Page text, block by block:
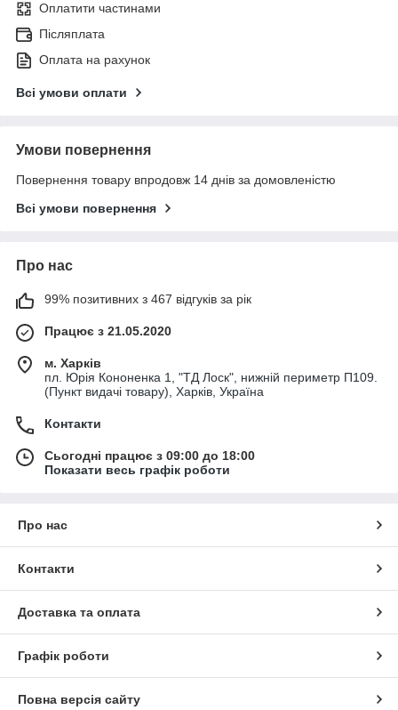
Оплатити частинами
Післяплата
Оплата на рахунок
Всі умови оплати
Умови повернення
Повернення товару впродовж 14 днів за домовленістю
Всі умови повернення
Про нас
99% позитивних з 467 відгуків за рік
Працює з 21.05.2020
м. Харків
пл. Юрія Кононенка 1, "ТД Лоск", нижній периметр П109.
(Пункт видачі товару), Харків, Україна
Контакти
Сьогодні працює з 09:00 до 18:00
Показати весь графік роботи
Про нас
Контакти
Доставка та оплата
Графік роботи
Повна версія сайту